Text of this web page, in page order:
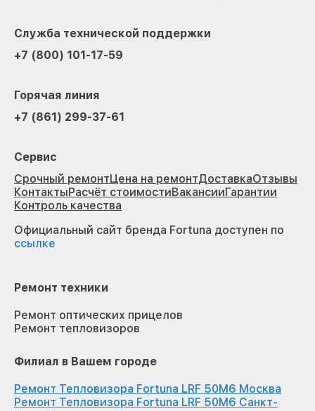
Служба технической поддержки
+7 (800) 101-17-59
Горячая линия
+7 (861) 299-37-61
Сервис
Срочный ремонтЦена на ремонтДоставкаОтзывы
КонтактыРасчёт стоимостиВакансииГарантии
Контроль качества
Официальный сайт бренда Fortuna доступен по
ссылке
Ремонт техники
Ремонт оптических прицелов
Ремонт тепловизоров
Филиал в Вашем городе
Ремонт Тепловизора Fortuna LRF 50M6 Москва
Ремонт Тепловизора Fortuna LRF 50M6 Санкт-